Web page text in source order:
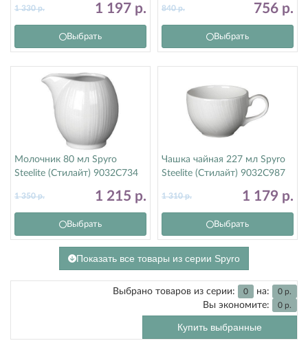
1 197 р.
1 330р.
Выбрать
756 р.
840р.
Выбрать
Молочник 80 мл Spyro
Steelite (Стилайт) 9032C734
1 215 р.
1 350р.
Выбрать
Чашка чайная 227 мл Spyro
Steelite (Стилайт) 9032C987
1 179 р.
1 310р.
Выбрать
Показать все товары из серии Spyro
Выбрано товаров из серии: 0 на: 0 р.
Вы экономите: 0 р.
Купить выбранные